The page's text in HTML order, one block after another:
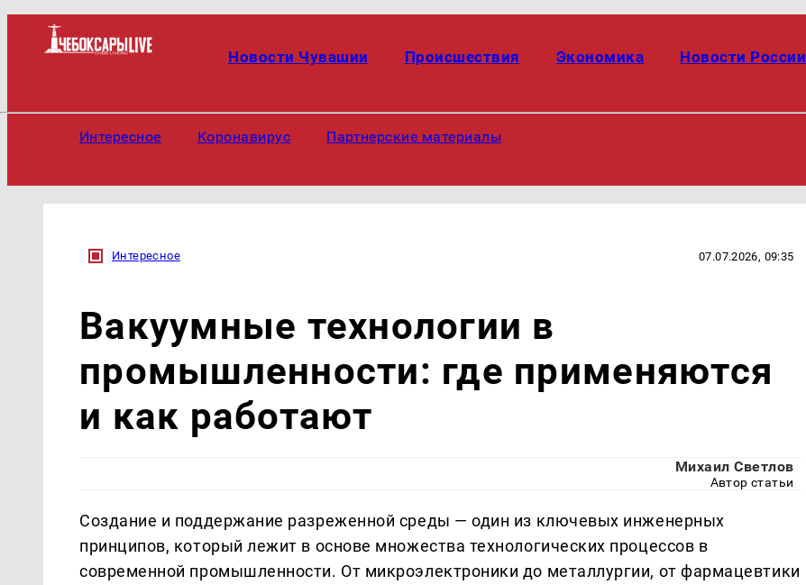
Новости Чувашии Происшествия Экономика Новости России
Интересное Коронавирус Партнерские материалы
Интересное 07.07.2026, 09:35
Вакуумные технологии в
промышленности: где применяются
и как работают
Михаил Светлов
Автор статьи
Создание и поддержание разреженной среды — один из ключевых инженерных
принципов, который лежит в основе множества технологических процессов в
современной промышленности. От микроэлектроники до металлургии, от фармацевтики